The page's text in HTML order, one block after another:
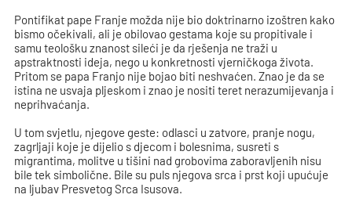
Pontifikat pape Franje možda nije bio doktrinarno izoštren kako
bismo očekivali, ali je obilovao gestama koje su propitivale i
samu teološku znanost sileći je da rješenja ne traži u
apstraktnosti ideja, nego u konkretnosti vjerničkoga života.
Pritom se papa Franjo nije bojao biti neshvaćen. Znao je da se
istina ne usvaja pljeskom i znao je nositi teret nerazumijevanja i
neprihvaćanja.
U tom svjetlu, njegove geste: odlasci u zatvore, pranje nogu,
zagrljaji koje je dijelio s djecom i bolesnima, susreti s
migrantima, molitve u tišini nad grobovima zaboravljenih nisu
bile tek simbolične. Bile su puls njegova srca i prst koji upućuje
na ljubav Presvetog Srca Isusova.